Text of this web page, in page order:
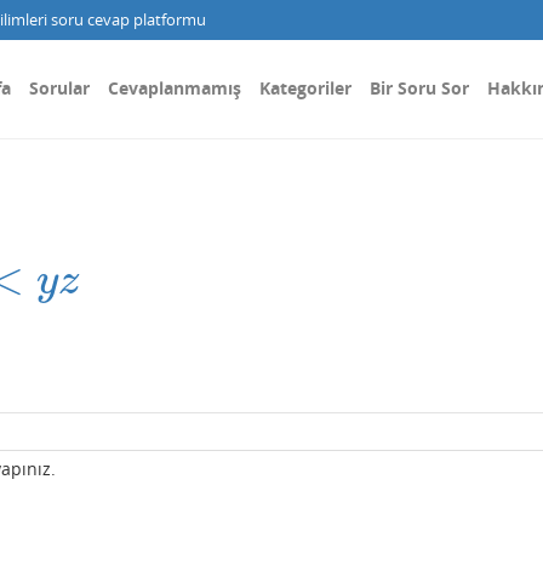
soru cevap platformu
Sorular Cevaplanmamış Kategoriler Bir Soru Sor
yz